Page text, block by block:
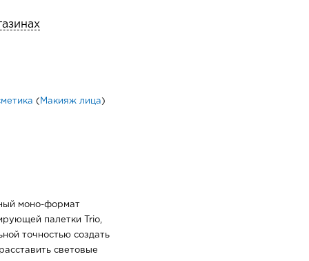
( Макияж лица )
моно-формат
палетки Trio,
точностью создать
световые